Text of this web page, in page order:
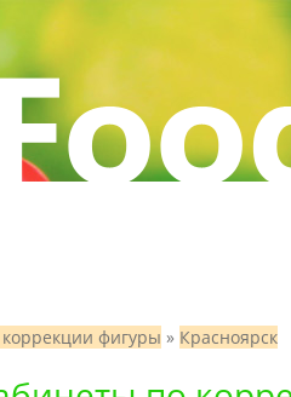
фигуры » Красноярск